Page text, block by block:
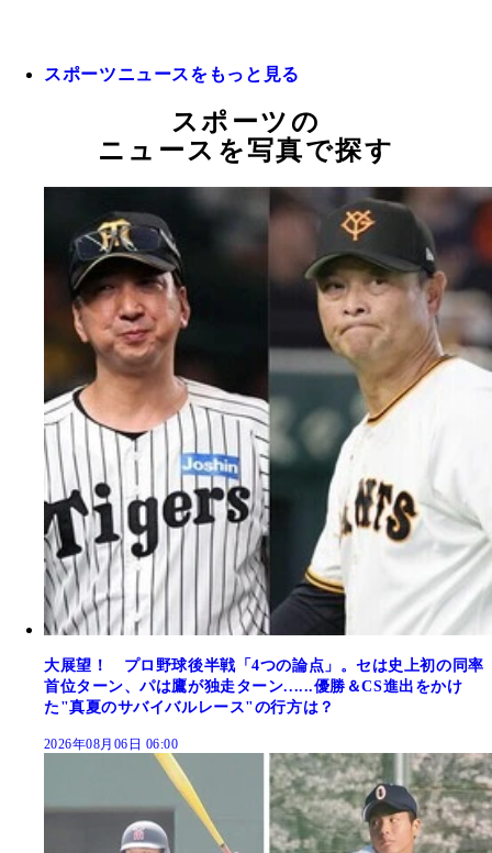
スポーツニュースをもっと見る
スポーツの
ニュースを写真で探す
大展望！ プロ野球後半戦「4つの論点」。セは史上初の同率
首位ターン、パは鷹が独走ターン......優勝＆CS進出をかけ
た"真夏のサバイバルレース"の行方は？
2026年08月06日 06:00